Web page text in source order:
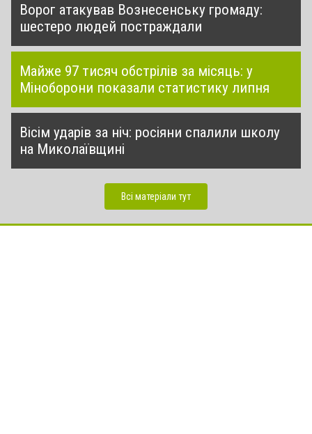
Ворог атакував Вознесенську громаду:
шестеро людей постраждали
Майже 97 тисяч обстрілів за місяць: у
Міноборони показали статистику липня
Вісім ударів за ніч: росіяни спалили школу
на Миколаївщині
Всі матеріали тут